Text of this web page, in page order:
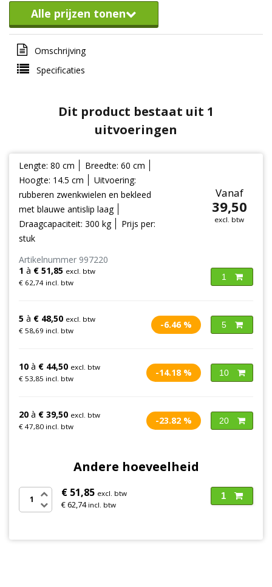
Alle prijzen tonen
Omschrijving
Specificaties
Dit product bestaat uit 1
uitvoeringen
Lengte: 80 cm
Breedte: 60 cm
Hoogte: 14.5 cm
Uitvoering:
rubberen zwenkwielen en bekleed
met blauwe antislip laag
Draagcapaciteit: 300 kg
Prijs per:
stuk
Vanaf
39,50
excl. btw
Artikelnummer 997220
1 à € 51,85 excl. btw
€ 62,74 incl. btw
1
5 à € 48,50 excl. btw
€ 58,69 incl. btw
-6.46 % 5
10 à € 44,50 excl. btw
€ 53,85 incl. btw
-14.18 % 10
20 à € 39,50 excl. btw
€ 47,80 incl. btw
-23.82 % 20
Andere hoeveelheid
€ 51,85 excl. btw
€ 62,74incl. btw
1